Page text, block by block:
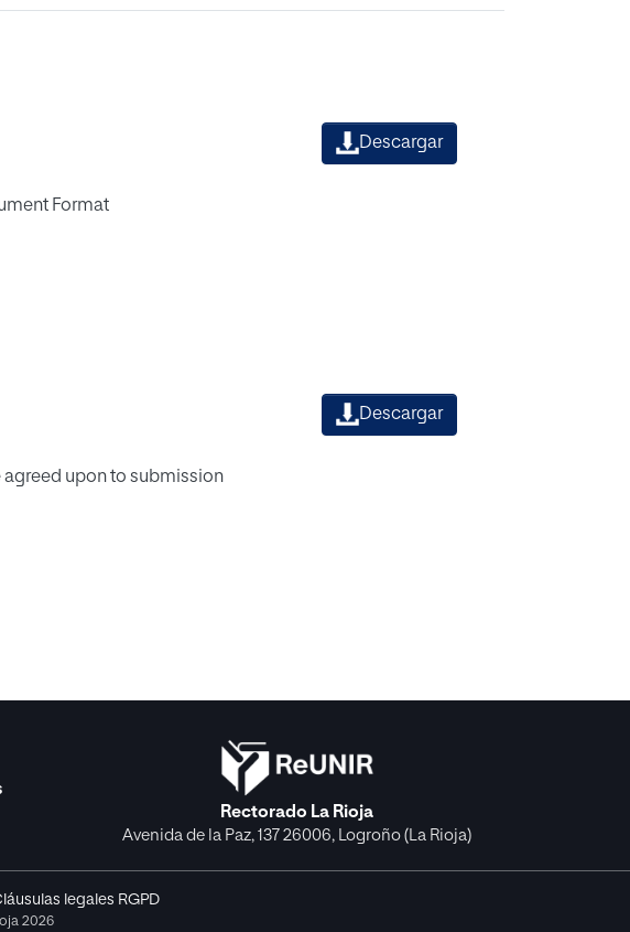
Format
Descargar
upon to submission
Descargar
Rectorado La Rioja
Avenida de la Paz, 137 26006, Logroño (La Rioja)
legales RGPD
2026